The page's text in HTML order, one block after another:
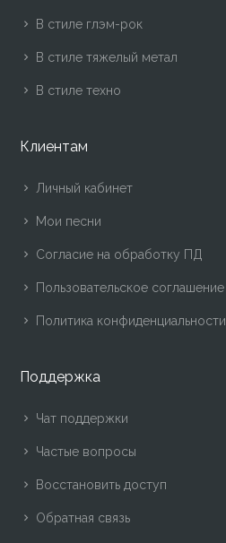
В стиле глэм-рок
В стиле тяжелый метал
В стиле техно
Клиентам
Личный кабинет
Мои песни
Согласие на обработку ПД
Пользовательское соглашение
Политика конфиденциальности
Поддержка
Чат поддержки
Частые вопросы
Восстановить доступ
Обратная связь